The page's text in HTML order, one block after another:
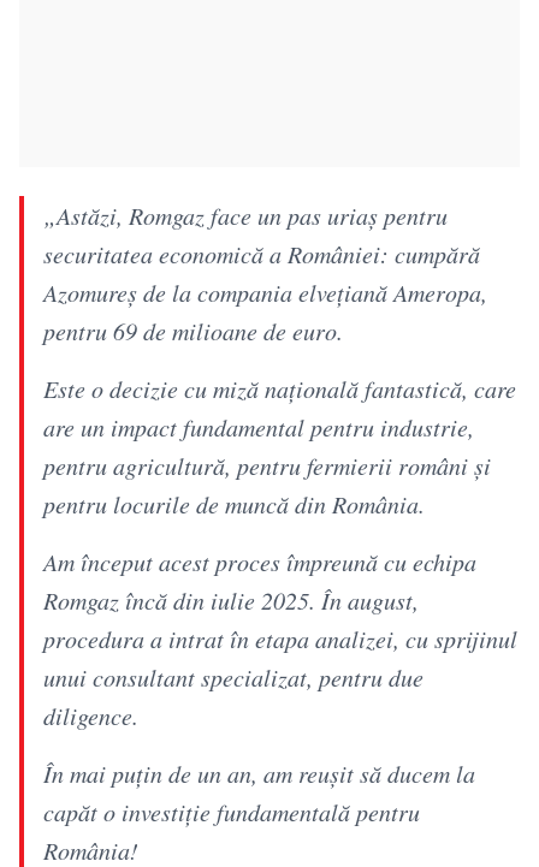
„Astăzi, Romgaz face un pas uriaș pentru
securitatea economică a României: cumpără
Azomureș de la compania elvețiană Ameropa,
pentru 69 de milioane de euro.
Este o decizie cu miză națională fantastică, care
are un impact fundamental pentru industrie,
pentru agricultură, pentru fermierii români și
pentru locurile de muncă din România.
Am început acest proces împreună cu echipa
Romgaz încă din iulie 2025. În august,
procedura a intrat în etapa analizei, cu sprijinul
unui consultant specializat, pentru due
diligence.
În mai puțin de un an, am reușit să ducem la
capăt o investiție fundamentală pentru
România!